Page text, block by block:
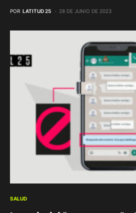
POR LATITUD 25 28 DE JUNIO DE 2023
SALUD